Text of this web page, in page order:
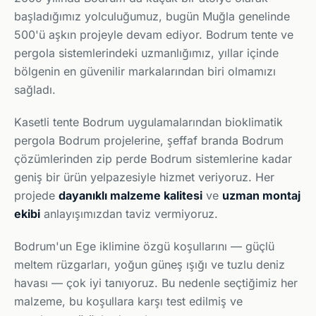
başladığımız yolculuğumuz, bugün Muğla genelinde
500'ü aşkın projeyle devam ediyor. Bodrum tente ve
pergola sistemlerindeki uzmanlığımız, yıllar içinde
bölgenin en güvenilir markalarından biri olmamızı
sağladı.
Kasetli tente Bodrum uygulamalarından bioklimatik
pergola Bodrum projelerine, şeffaf branda Bodrum
çözümlerinden zip perde Bodrum sistemlerine kadar
geniş bir ürün yelpazesiyle hizmet veriyoruz. Her
projede dayanıklı malzeme kalitesi ve uzman montaj
ekibi anlayışımızdan taviz vermiyoruz.
Bodrum'un Ege iklimine özgü koşullarını — güçlü
meltem rüzgarları, yoğun güneş ışığı ve tuzlu deniz
havası — çok iyi tanıyoruz. Bu nedenle seçtiğimiz her
malzeme, bu koşullara karşı test edilmiş ve